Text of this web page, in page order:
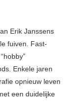
Erik Janssens
fuiven. Fast-
Enkele jaren
opnieuw leven
een duidelijke